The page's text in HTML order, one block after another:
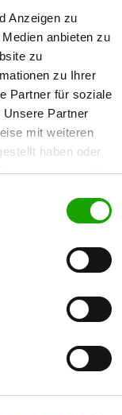
Anzeigen zu
anbieten zu
zu
zu Ihrer
Partner für soziale
Unsere Partner
mit weiteren
haben oder
gesammelt